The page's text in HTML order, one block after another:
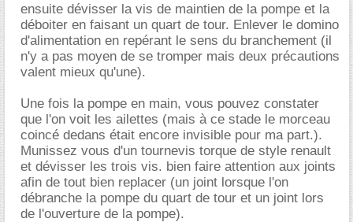
ensuite dévisser la vis de maintien de la pompe et la
déboiter en faisant un quart de tour. Enlever le domino
d'alimentation en repérant le sens du branchement (il
n'y a pas moyen de se tromper mais deux précautions
valent mieux qu'une).
Une fois la pompe en main, vous pouvez constater
que l'on voit les ailettes (mais à ce stade le morceau
coincé dedans était encore invisible pour ma part.).
Munissez vous d'un tournevis torque de style renault
et dévisser les trois vis. bien faire attention aux joints
afin de tout bien replacer (un joint lorsque l'on
débranche la pompe du quart de tour et un joint lors
de l'ouverture de la pompe).